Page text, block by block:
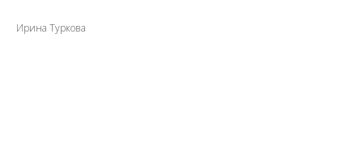
Ирина Туркова